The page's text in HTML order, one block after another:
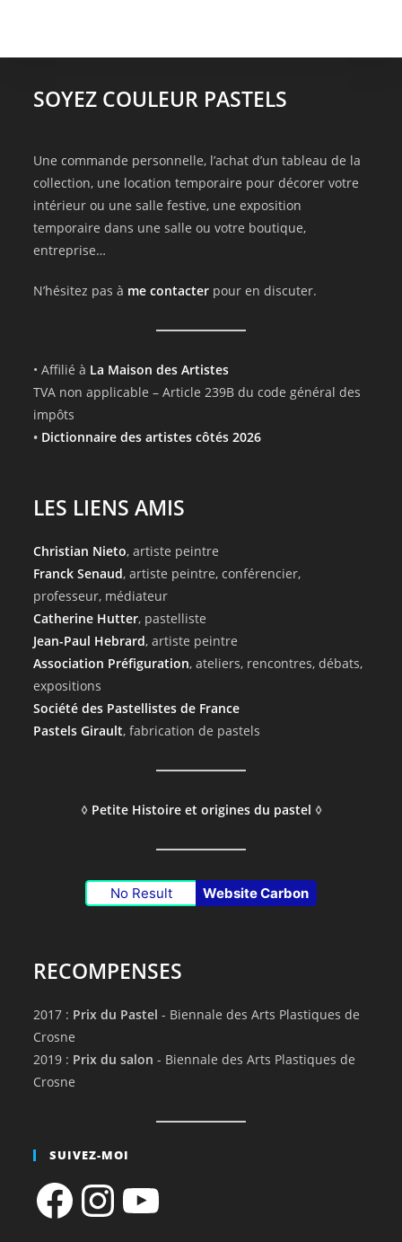
SOYEZ COULEUR PASTELS
Une commande personnelle, l’achat d’un tableau de la
collection, une location temporaire pour décorer votre
intérieur ou une salle festive, une exposition
temporaire dans une salle ou votre boutique,
entreprise…
N’hésitez pas à me contacter pour en discuter.
• Affilié à La Maison des Artistes
TVA non applicable – Article 239B du code général des
impôts
• Dictionnaire des artistes côtés 2026
LES LIENS AMIS
Christian Nieto, artiste peintre
Franck Senaud, artiste peintre, conférencier,
professeur, médiateur
Catherine Hutter, pastelliste
Jean-Paul Hebrard, artiste peintre
Association Préfiguration, ateliers, rencontres, débats,
expositions
Société des Pastellistes de France
Pastels Girault, fabrication de pastels
◊ Petite Histoire et origines du pastel ◊
No Result Website Carbon
RECOMPENSES
2017 : Prix du Pastel - Biennale des Arts Plastiques de
Crosne
2019 : Prix du salon - Biennale des Arts Plastiques de
Crosne
SUIVEZ-MOI
FacebookInstagramYouTube